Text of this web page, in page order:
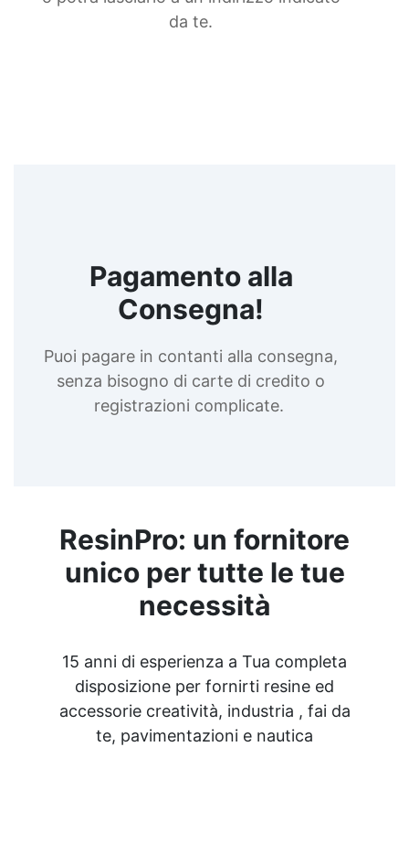
da te.
Pagamento alla
Consegna!
Puoi pagare in contanti alla consegna,
senza bisogno di carte di credito o
registrazioni complicate.
ResinPro: un fornitore
unico per tutte le tue
necessità
15 anni di esperienza a Tua completa
disposizione per fornirti resine ed
accessorie creatività, industria , fai da
te, pavimentazioni e nautica